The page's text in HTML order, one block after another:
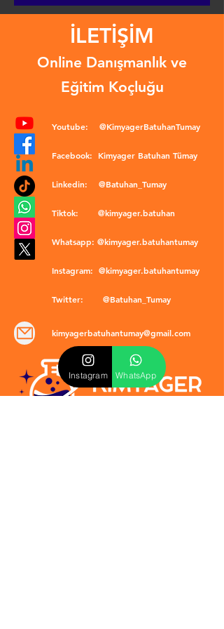
İLETİŞİM
Online Danışmanlık ve
Eğitim Koçluğu
Youtube: @KimyagerBatuhanTumay
Facebook: Kimyager Batuhan Tümay
Linkedin: @Batuhan_Tumay
Tiktok: @kimyager.batuhan
Whatsapp: @kimyager.batuhantumay
Instagram: @kimyager.batuhantumay
Twitter: @Batuhan_Tumay
kimyagerbatuhantumay@gmail.com
Instagram WhatsApp